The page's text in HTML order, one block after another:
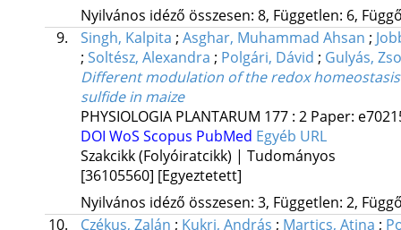
Nyilvános idéző összesen: 8, Független: 6,
9.
Singh, Kalpita ; Asghar, Muhammad Ahsan ;
; Soltész, Alexandra ; Polgári, Dávid ; Gulyás,
Different modulation of the redox
sulfide in maize
PHYSIOLOGIA PLANTARUM 177: 2 Paper:
DOI WoS Scopus PubMed Egyéb URL
Szakcikk (Folyóiratcikk) | Tudományos
[36105560] [Egyeztetett]
Nyilvános idéző összesen: 3, Független: 2,
10.
Czékus, Zalán ; Kukri, András ; Martics, Atina ;